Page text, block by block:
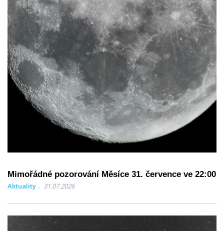
Mimořádné pozorování Měsíce 31. července ve 22:00
Aktuality 31.07.2026